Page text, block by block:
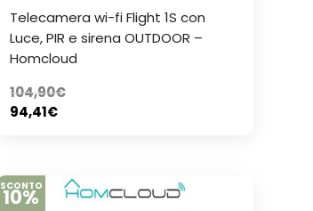
Telecamera wi-fi Flight 1S con
Luce, PIR e sirena OUTDOOR –
Homcloud
104,90€
94,41€
SCONTO
10%